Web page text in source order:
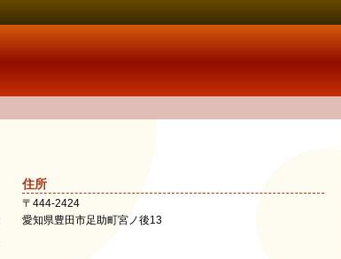
住所
〒 444-2424
愛知県豊田市足助町宮ノ後13